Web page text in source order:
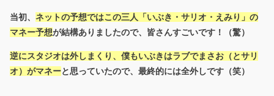
当初、 ネットの予想ではこの三人「いぶき・サリオ・えみり」の
マネー予想が結構ありましたので、皆さんすごいです！（驚）
逆にスタジオは外しまくり、僕もいぶきはラブでまさお（とサリ
オ）がマネーと思っていたので、最終的には全外しです（笑）